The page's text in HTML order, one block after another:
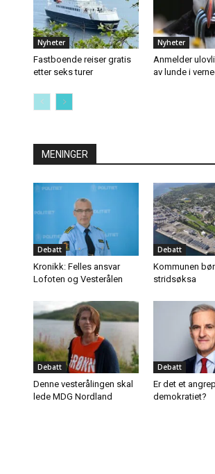
Nyheter
Fastboende reiser gratis
etter seks turer
Nyheter
Anmelder
av lunde i
MENINGER
Debatt
Kronikk: Felles ansvar
Lofoten og Vesterålen
Debatt
Kommunen
stridsøksa
Debatt
Denne vesterålingen skal
lede MDG Nordland
Debatt
Er det et
demokratiet?